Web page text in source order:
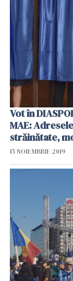
Vot în
MAE:
străinătate,
15 NOIEMBRIE 2019